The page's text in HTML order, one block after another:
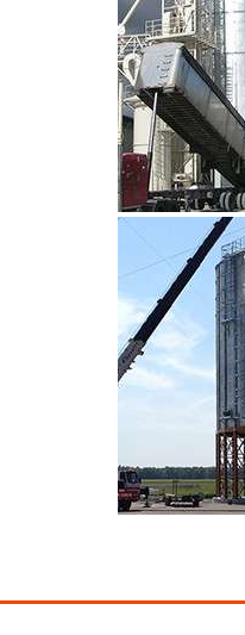
CLIQUEZ